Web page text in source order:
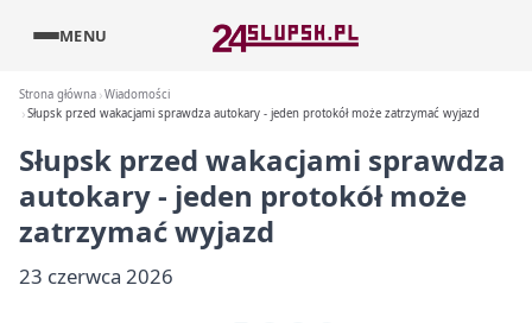
MENU
Strona główna Wiadomości
Słupsk przed wakacjami sprawdza autokary - jeden protokół może zatrzymać wyjazd
Słupsk przed wakacjami sprawdza
autokary - jeden protokół może
zatrzymać wyjazd
23 czerwca 2026